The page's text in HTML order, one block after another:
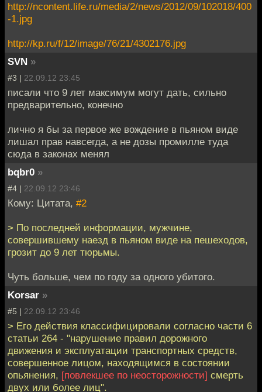
http://ncontent.life.ru/media/2/news/2012/09/102018/400
-1.jpg
http://kp.ru/f/12/image/76/21/4302176.jpg
SVN »
#3 | 22.09.12 23:45
писали что 9 лет максимум могут дать, сильно
предварительно, конечно
лично я бы за первое же вождение в пьяном виде
лишал прав навсегда, а не дозы промилле туда
сюда в законах менял
bqbr0 »
#4 | 22.09.12 23:46
Кому: Цитата, #2
> По последней информации, мужчине,
совершившему наезд в пьяном виде на пешеходов,
грозит до 9 лет тюрьмы.
Чуть больше, чем по году за одного убитого.
Korsar »
#5 | 22.09.12 23:46
> Его действия классифицировали согласно части 6
статьи 264 - "нарушение правил дорожного
движения и эксплуатации транспортных средств,
совершенное лицом, находящимся в состоянии
опьянения, [повлекшее по неосторожности] смерть
двух или более лиц".